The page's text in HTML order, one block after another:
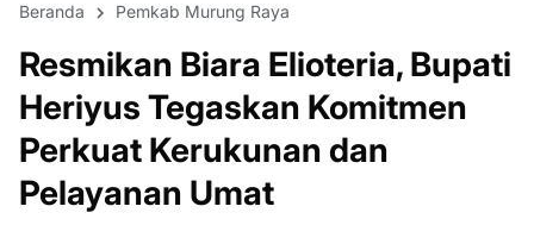
Beranda Pemkab Murung Raya
Resmikan Biara Elioteria, Bupati
Heriyus Tegaskan Komitmen
Perkuat Kerukunan dan
Pelayanan Umat